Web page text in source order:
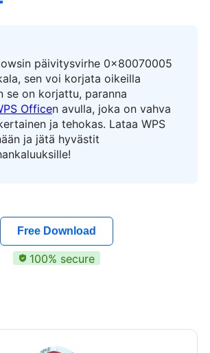
päivitysvirhe 0x80070005
sen voi korjata oikeilla
se on korjattu, paranna
Officen avulla, joka on vahva
ja tehokas. Lataa WPS
ja jätä hyvästit
Free Download
100% secure